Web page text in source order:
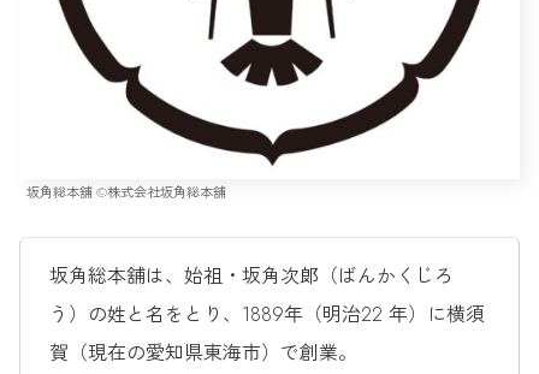
坂角総本舖 ©︎株式会社坂角総本舖
坂角総本舖は、始祖・坂角次郞（ばんかくじろ
う）の姓と名をとり、1889年（明治22 年）に横須
賀（現在の愛知県東海市）で創業。